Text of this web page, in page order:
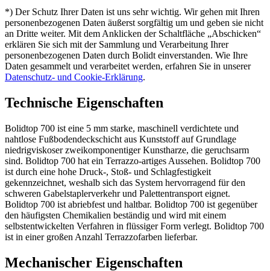
*) Der Schutz Ihrer Daten ist uns sehr wichtig. Wir gehen mit Ihren
personenbezogenen Daten äußerst sorgfältig um und geben sie nicht
an Dritte weiter. Mit dem Anklicken der Schaltfläche „Abschicken“
erklären Sie sich mit der Sammlung und Verarbeitung Ihrer
personenbezogenen Daten durch Bolidt einverstanden. Wie Ihre
Daten gesammelt und verarbeitet werden, erfahren Sie in unserer
Datenschutz- und Cookie-Erklärung.
Technische Eigenschaften
Bolidtop 700 ist eine 5 mm starke, maschinell verdichtete und
nahtlose Fußbodendeckschicht aus Kunststoff auf Grundlage
niedrigviskoser zweikomponentiger Kunstharze, die geruchsarm
sind. Bolidtop 700 hat ein Terrazzo-artiges Aussehen. Bolidtop 700
ist durch eine hohe Druck-, Stoß- und Schlagfestigkeit
gekennzeichnet, weshalb sich das System hervorragend für den
schweren Gabelstaplerverkehr und Palettentransport eignet.
Bolidtop 700 ist abriebfest und haltbar. Bolidtop 700 ist gegenüber
den häufigsten Chemikalien beständig und wird mit einem
selbstentwickelten Verfahren in flüssiger Form verlegt. Bolidtop 700
ist in einer großen Anzahl Terrazzofarben lieferbar.
Mechanischer Eigenschaften